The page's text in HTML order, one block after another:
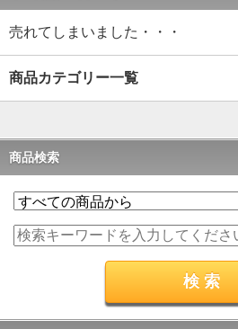
売れてしまいました・・・
商品カテゴリー一覧
商品検索